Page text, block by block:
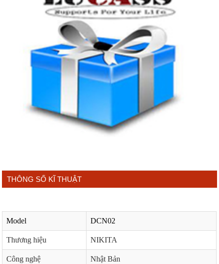
THÔNG SỐ KĨ THUẬT
Model DCN02
Thương hiệu NIKITA
Công nghệ Nhật Bản